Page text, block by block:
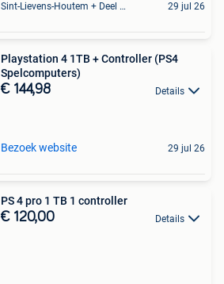
Sint-Lievens-Houtem + Deel Oombergen 29 jul 26
Playstation 4 1TB + Controller (PS4
Spelcomputers)
€ 144,98 Details
Bezoek website 29 jul 26
PS 4 pro 1 TB 1 controller
€ 120,00 Details